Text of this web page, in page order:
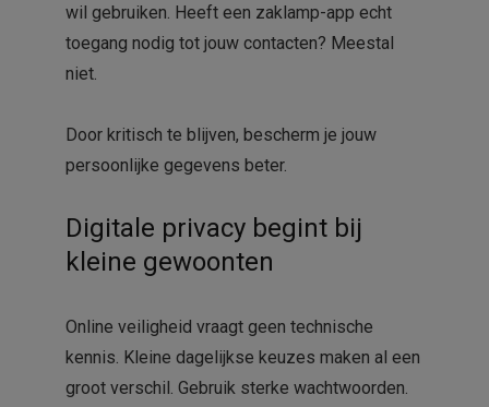
wil gebruiken. Heeft een zaklamp-app echt
toegang nodig tot jouw contacten? Meestal
niet.
Door kritisch te blijven, bescherm je jouw
persoonlijke gegevens beter.
Digitale privacy begint bij
kleine gewoonten
Online veiligheid vraagt geen technische
kennis. Kleine dagelijkse keuzes maken al een
groot verschil. Gebruik sterke wachtwoorden.